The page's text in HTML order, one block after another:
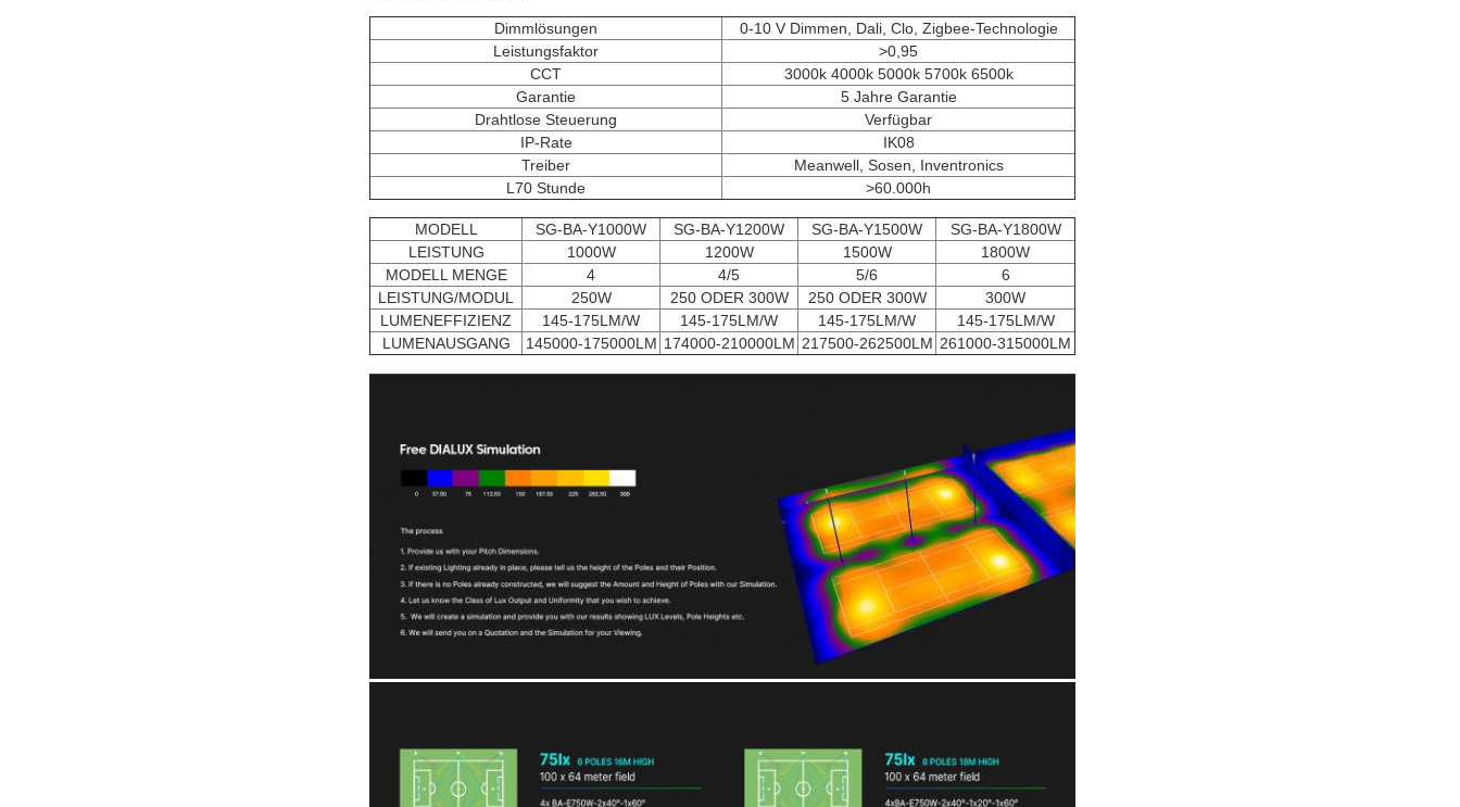
Dimmlösungen
0-10 V Dimmen, Dali, Clo, Zigbee-Technologie
Leistungsfaktor
>0,95
CCT
3000k 4000k 5000k 5700k 6500k
Garantie
5 Jahre Garantie
Drahtlose Steuerung
Verfügbar
IP-Rate
IK08
Treiber
Meanwell, Sosen, Inventronics
L70 Stunde
>60.000h
MODELL SG-BA-Y1000W SG-BA-Y1200W SG-BA-Y1500W
SG-BA-Y1800W
LEISTUNG
1000W 1200W 1500W
1800W
MODELL MENGE
4 4/5 5/6
6
LEISTUNG/MODUL
250W 250 ODER 300W 250 ODER 300W
300W
LUMENEFFIZIENZ
145-175LM/W 145-175LM/W 145-175LM/W
145-175LM/W
LUMENAUSGANG
145000-175000LM 174000-210000LM 217500-262500LM 261000-315000LM